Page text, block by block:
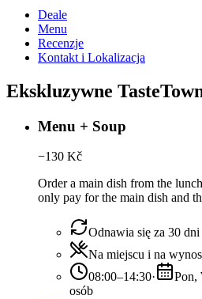
Deale
Menu
Recenzje
Kontakt i Lokalizacja
Ekskluzywne
Menu + Soup
−130 Kč
Order a main dish from the
only pay for the main dish and
Odnawia się za 30 dni
Na miejscu i na wynos
08:00–14:30· Pon,
osób